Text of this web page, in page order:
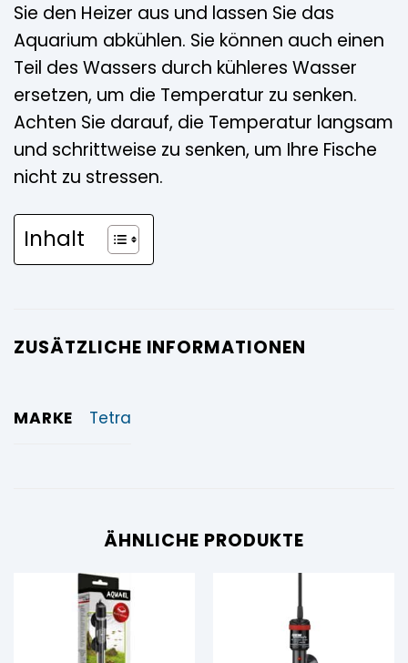
Sie den Heizer aus und lassen Sie das
Aquarium abkühlen. Sie können auch einen
Teil des Wassers durch kühleres Wasser
ersetzen, um die Temperatur zu senken.
Achten Sie darauf, die Temperatur langsam
und schrittweise zu senken, um Ihre Fische
nicht zu stressen.
Inhalt
ZUSÄTZLICHE INFORMATIONEN
MARKE Tetra
ÄHNLICHE PRODUKTE